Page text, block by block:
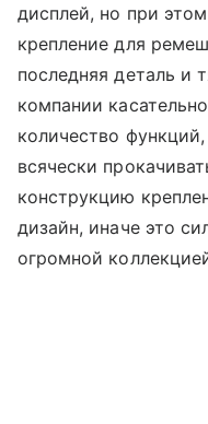
дисплей, но при
крепление для
последняя деталь и
компании
количество
всячески
конструкцию
дизайн, иначе это
огромной